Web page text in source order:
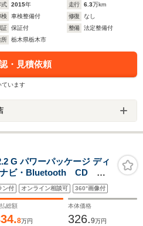
式 2015年 走行 6.3万km
検
車検整備付 修復
なし
証
保証付 整備
法定整備付
所
栃木県栃木市
・見積依頼
ています
G パワーパッケージ ディ
ナビ・Bluetooth CD
ビューモニター 両側パワ
運転席) シートヒーター パ
従式クルコン
ン付 オンライン相談可 360°画像付
総額
8万円
本体価格
326.9万円